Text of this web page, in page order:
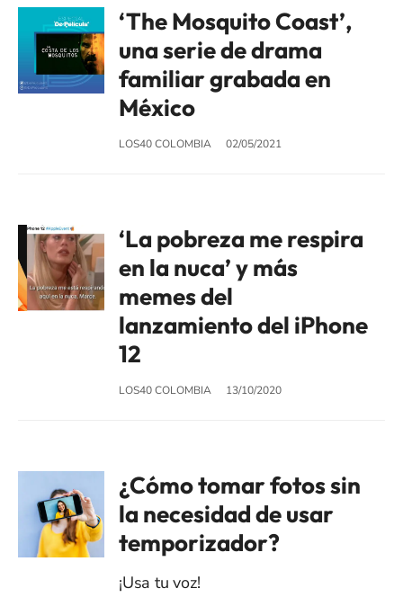
‘The Mosquito Coast’,
una serie de drama
familiar grabada en
México
LOS40 COLOMBIA 02/05/2021
‘La pobreza me respira
en la nuca’ y más
memes del
lanzamiento del iPhone
12
LOS40 COLOMBIA 13/10/2020
¿Cómo tomar fotos sin
la necesidad de usar
temporizador?
¡Usa tu voz!